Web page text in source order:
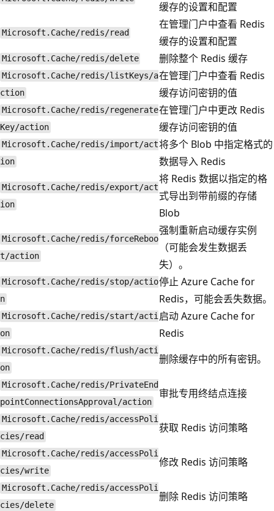
缓存的设置和配置
Microsoft.Cache/redis/read
在管理门户中查看 Redis
缓存的设置和配置
Microsoft.Cache/redis/delete 删除整个 Redis 缓存
Microsoft.Cache/redis/listKeys/a
ction
在管理门户中查看 Redis
缓存访问密钥的值
Microsoft.Cache/redis/regenerate
Key/action
在管理门户中更改 Redis
缓存访问密钥的值
Microsoft.Cache/redis/import/act
ion
将多个 Blob 中指定格式的
数据导入 Redis
Microsoft.Cache/redis/export/act
ion
将 Redis 数据以指定的格
式导出到带前缀的存储
Blob
Microsoft.Cache/redis/forceReboo
t/action
强制重新启动缓存实例
（可能会发生数据丢
失）。
Microsoft.Cache/redis/stop/actio
n
停止 Azure Cache for
Redis，可能会丢失数据。
Microsoft.Cache/redis/start/acti
on
启动 Azure Cache for
Redis
Microsoft.Cache/redis/flush/acti
on
删除缓存中的所有密钥。
Microsoft.Cache/redis/PrivateEnd
pointConnectionsApproval/action
审批专用终结点连接
Microsoft.Cache/redis/accessPoli
cies/read
获取 Redis 访问策略
Microsoft.Cache/redis/accessPoli
cies/write
修改 Redis 访问策略
Microsoft.Cache/redis/accessPoli
cies/delete
删除 Redis 访问策略